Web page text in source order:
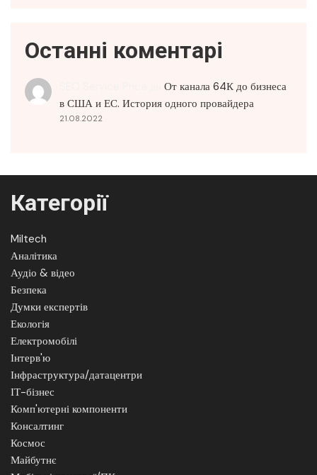
Останні коментарі
От канала 64К до бизнеса
в США и ЕС. История одного провайдера
21.08.2022
Категорії
Miltech
Аналітика
Аудіо & відео
Безпека
Думки експертів
Екологія
Електромобілі
Інтерв'ю
Інфраструктура/датацентри
ІТ-бізнес
Комп'ютерні компоненти
Консалтинг
Космос
Майбутнє